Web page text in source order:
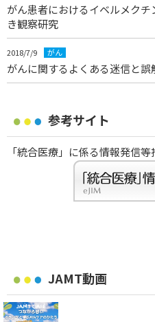
がん患者におけるイベルメク
き観察研究
2018/7/9 がん
がんに関するよくある迷信と誤
参考サイト
「統合医療」に係る情報発信
JAMT動画